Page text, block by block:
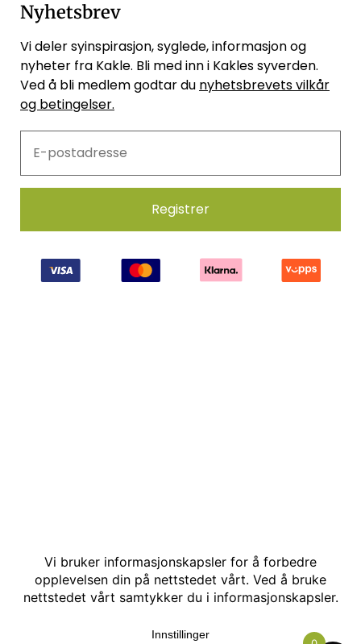
Nyhetsbrev
Vi deler syinspirasjon, syglede, informasjon og
nyheter fra Kakle. Bli med inn i Kakles syverden.
Ved å bli medlem godtar du nyhetsbrevets vilkår
og betingelser.
Hjemmesidehelten